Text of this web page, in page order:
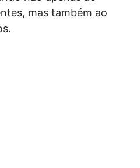
mas também ao